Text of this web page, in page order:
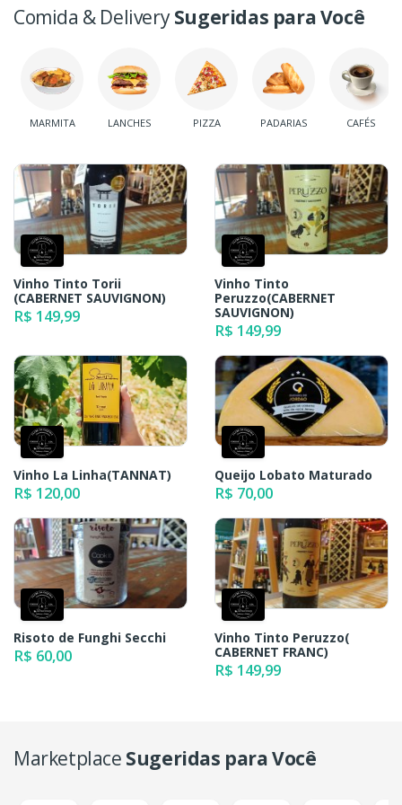
Comida & DeliverySugeridas para Você
MARMITA LANCHES PIZZA PADARIAS CAFÉS
Vinho Tinto Torii
(CABERNET SAUVIGNON)
R$ 149,99
Vinho Tinto
Peruzzo(CABERNET
SAUVIGNON)
R$ 149,99
Vinho La Linha(TANNAT)
R$ 120,00
Queijo Lobato Maturado
R$ 70,00
Risoto de Funghi Secchi
R$ 60,00
Vinho Tinto Peruzzo(
CABERNET FRANC)
R$ 149,99
Marketplace Sugeridas para Você